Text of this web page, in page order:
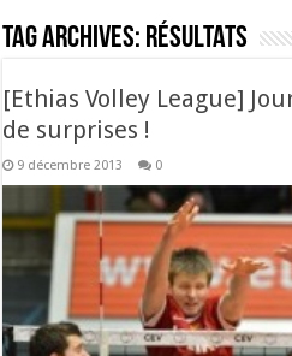
Tag Archives: résultats
[Ethias Volley League]
de surprises !
9 décembre 2013 0